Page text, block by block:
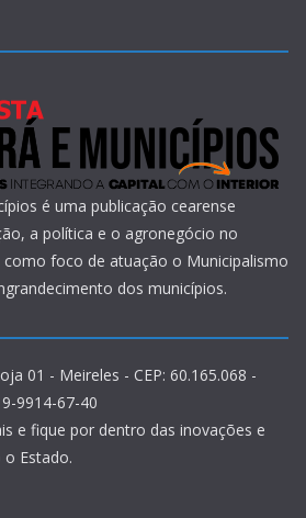
é uma publicação cearense
a política e o agronegócio no
foco de atuação o Municipalismo
dos municípios.
01 - Meireles - CEP: 60.165.068 -
9914-67-40
e fique por dentro das inovações e
Estado.